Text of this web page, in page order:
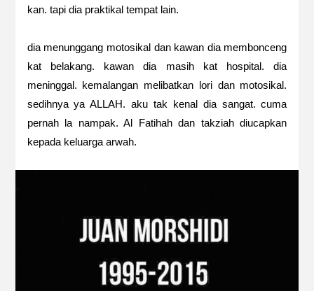
kan. tapi dia praktikal tempat lain.
dia menunggang motosikal dan kawan dia membonceng
kat belakang. kawan dia masih kat hospital. dia
meninggal. kemalangan melibatkan lori dan motosikal.
sedihnya ya ALLAH. aku tak kenal dia sangat. cuma
pernah la nampak. Al Fatihah dan takziah diucapkan
kepada keluarga arwah.